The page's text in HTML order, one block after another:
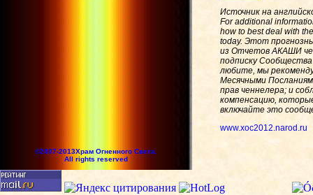
Источник на
For additional
how to best deal with
today. Этот
из Отчетов АКАШИ
подписку
любите, мы
Месячными
прав ченнелера; и
компенсацию,
включайте это
www.xoc2012.narod.ru
©2007-2013Храм Огненного Света.
All rights reserved